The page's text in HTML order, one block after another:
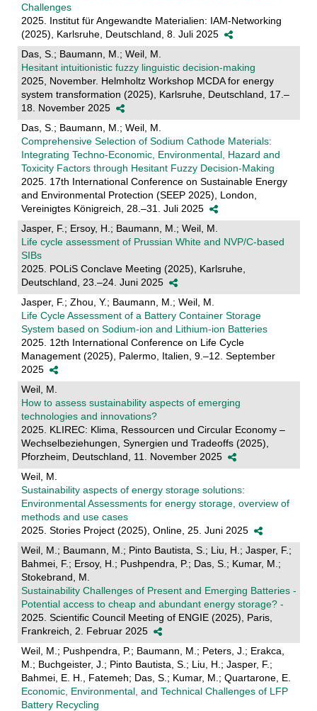
Challenges
2025. Institut für Angewandte Materialien: IAM-Networking
(2025), Karlsruhe, Deutschland, 8. Juli 2025
Das, S.; Baumann, M.; Weil, M.
Hesitant intuitionistic fuzzy linguistic decision-making
2025, November. Helmholtz Workshop MCDA for energy
system transformation (2025), Karlsruhe, Deutschland, 17.–
18. November 2025
Das, S.; Baumann, M.; Weil, M.
Comprehensive Selection of Sodium Cathode Materials:
Integrating Techno-Economic, Environmental, Hazard and
Toxicity Factors through Hesitant Fuzzy Decision-Making
2025. 17th International Conference on Sustainable Energy
and Environmental Protection (SEEP 2025), London,
Vereinigtes Königreich, 28.–31. Juli 2025
Jasper, F.; Ersoy, H.; Baumann, M.; Weil, M.
Life cycle assessment of Prussian White and NVP/C-based
SIBs
2025. POLiS Conclave Meeting (2025), Karlsruhe,
Deutschland, 23.–24. Juni 2025
Jasper, F.; Zhou, Y.; Baumann, M.; Weil, M.
Life Cycle Assessment of a Battery Container Storage
System based on Sodium-ion and Lithium-ion Batteries
2025. 12th International Conference on Life Cycle
Management (2025), Palermo, Italien, 9.–12. September
2025
Weil, M.
How to assess sustainability aspects of emerging
technologies and innovations?
2025. KLIREC: Klima, Ressourcen und Circular Economy –
Wechselbeziehungen, Synergien und Tradeoffs (2025),
Pforzheim, Deutschland, 11. November 2025
Weil, M.
Sustainability aspects of energy storage solutions:
Environmental Assessments for energy storage, overview of
methods and use cases
2025. Stories Project (2025), Online, 25. Juni 2025
Weil, M.; Baumann, M.; Pinto Bautista, S.; Liu, H.; Jasper, F.;
Bahmei, F.; Ersoy, H.; Pushpendra, P.; Das, S.; Kumar, M.;
Stokebrand, M.
Sustainability Challenges of Present and Emerging Batteries -
Potential access to cheap and abundant energy storage? -
2025. Scientific Council Meeting of ENGIE (2025), Paris,
Frankreich, 2. Februar 2025
Weil, M.; Pushpendra, P.; Baumann, M.; Peters, J.; Erakca,
M.; Buchgeister, J.; Pinto Bautista, S.; Liu, H.; Jasper, F.;
Bahmei, E. H., Fatemeh; Das, S.; Kumar, M.; Quartarone, E.
Economic, Environmental, and Technical Challenges of LFP
Battery Recycling